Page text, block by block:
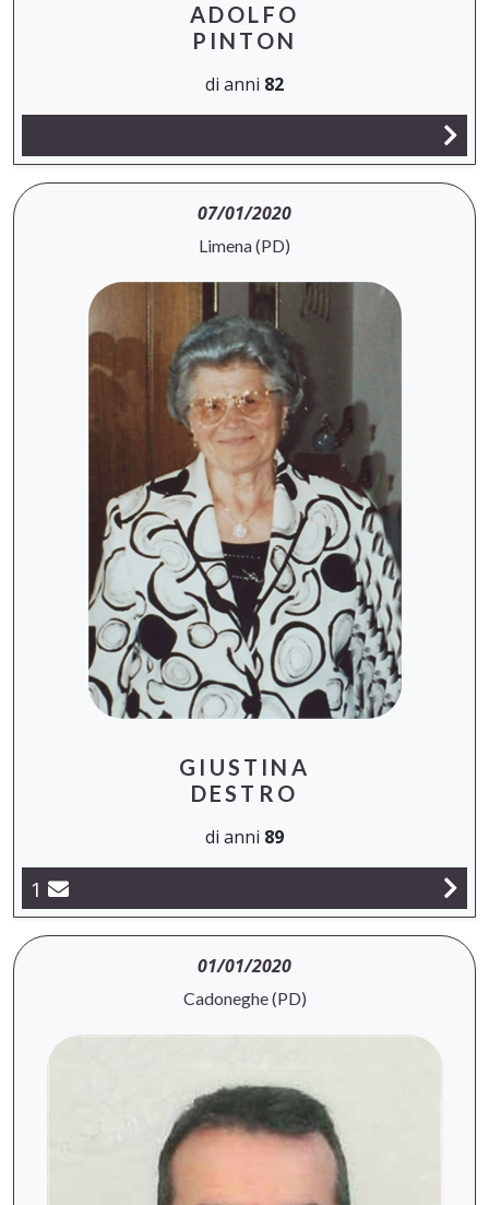
ADOLFO
PINTON
di anni 82
07/01/2020
Limena (PD)
GIUSTINA
DESTRO
di anni 89
1
01/01/2020
Cadoneghe (PD)